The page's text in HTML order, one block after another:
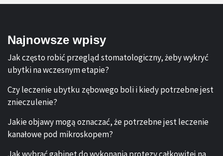
Najnowsze wpisy
Jak często robić przegląd stomatologiczny, żeby wykryć
ubytki na wczesnym etapie?
Czy leczenie ubytku zębowego boli i kiedy potrzebne jest
znieczulenie?
Jakie objawy mogą oznaczać, że potrzebne jest leczenie
kanałowe pod mikroskopem?